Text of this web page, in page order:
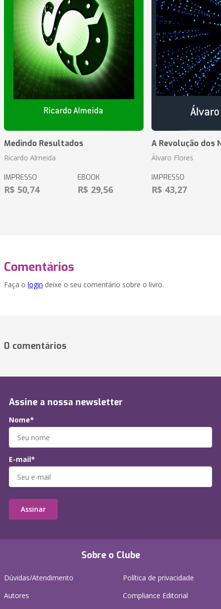
Medindo Resultados
Ricardo Almeida
IMPRESSO
R$ 50,74
EBOOK
R$ 29,56
A Revolução dos
Álvaro Flores
IMPRESSO
R$ 43,27
Comentários
Faça o login deixe o seu comentário sobre o livro.
0 comentários
Sobre o Clube
Dúvidas/Atendimento
Autores
Política de privacidade
Compliance Editorial
Assine a nossa newsletter
Nome*
E-mail*
Assinar